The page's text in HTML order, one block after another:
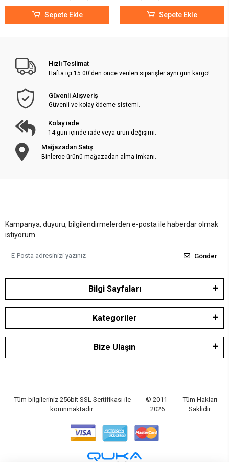
Sepete Ekle Sepete Ekle
Hızlı Teslimat
Hafta içi 15:00'den önce verilen siparişler aynı gün kargo!
Güvenli Alışveriş
Güvenli ve kolay ödeme sistemi.
Kolay iade
14 gün içinde iade veya ürün değişimi.
Mağazadan Satış
Binlerce ürünü mağazadan alma imkanı.
Kampanya, duyuru, bilgilendirmelerden e-posta ile haberdar olmak
istiyorum.
Gönder
Bilgi Sayfaları
Kategoriler
Bize Ulaşın
Tüm bilgileriniz 256bit SSL Sertifikası ile
korunmaktadır.
© 2011 -
2026
Tüm Hakları
Saklıdır